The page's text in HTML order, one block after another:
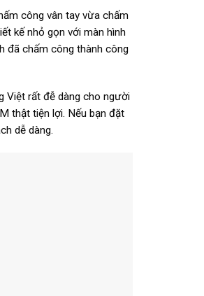
công vân tay vừa chấm
kế nhỏ gọn với màn hình
đã chấm công thành công
Việt rất đễ dàng cho người
thật tiện lợi. Nếu bạn đặt
dễ dàng.